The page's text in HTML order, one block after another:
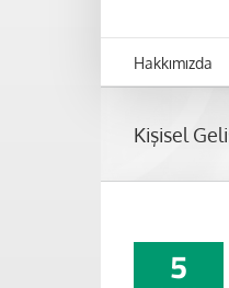
Hakkımızda
Kişisel
5